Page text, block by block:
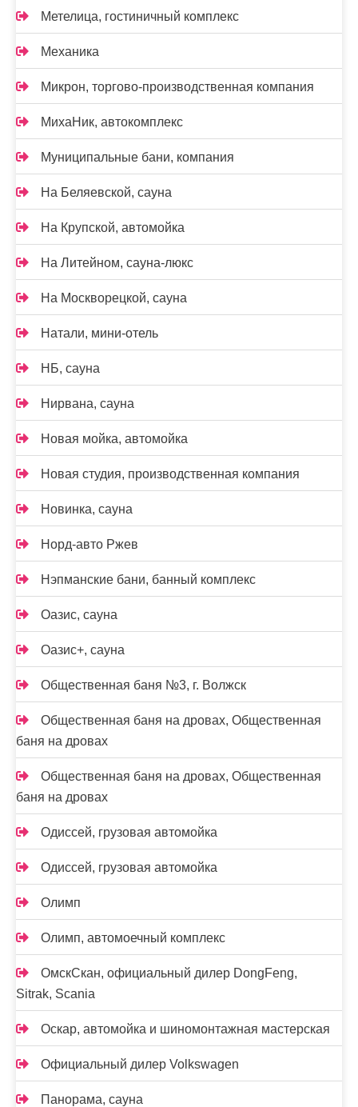
Метелица, гостиничный комплекс
Механика
Микрон, торгово-производственная компания
МихаНик, автокомплекс
Муниципальные бани, компания
На Беляевской, сауна
На Крупской, автомойка
На Литейном, сауна-люкс
На Москворецкой, сауна
Натали, мини-отель
НБ, сауна
Нирвана, сауна
Новая мойка, автомойка
Новая студия, производственная компания
Новинка, сауна
Норд-авто Ржев
Нэпманские бани, банный комплекс
Оазис, сауна
Оазис+, сауна
Общественная баня №3, г. Волжск
Общественная баня на дровах, Общественная
баня на дровах
Общественная баня на дровах, Общественная
баня на дровах
Одиссей, грузовая автомойка
Одиссей, грузовая автомойка
Олимп
Олимп, автомоечный комплекс
ОмскСкан, официальный дилер DongFeng,
Sitrak, Scania
Оскар, автомойка и шиномонтажная мастерская
Официальный дилер Volkswagen
Панорама, сауна